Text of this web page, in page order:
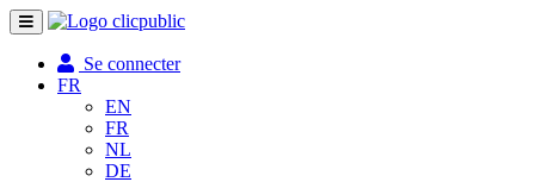
Toggle
navigation
Se connecter
FR
EN
FR
NL
DE